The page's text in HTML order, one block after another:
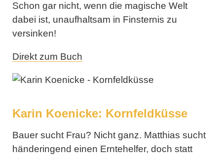
Schon gar nicht, wenn die magische Welt
dabei ist, unaufhaltsam in Finsternis zu
versinken!
Direkt zum Buch
Karin Koenicke: Kornfeldküsse
Bauer sucht Frau? Nicht ganz. Matthias sucht
händeringend einen Erntehelfer, doch statt